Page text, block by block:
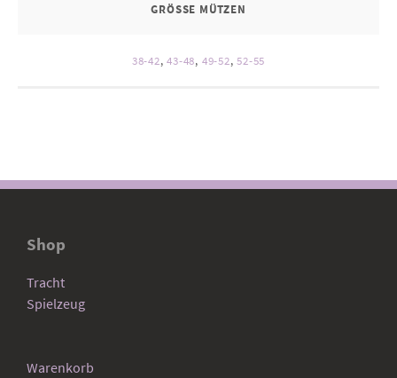
GRÖSSE MÜTZEN
38-42,43-48, 49-52,52-55
Shop
Tracht
Spielzeug
Warenkorb